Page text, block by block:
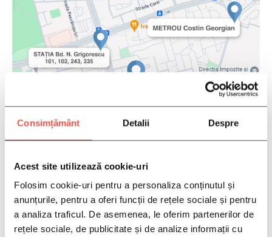
Consimțământ Detalii Despre
Acest site utilizează cookie-uri
Folosim cookie-uri pentru a personaliza conținutul și
anunțurile, pentru a oferi funcții de rețele sociale și pentru
a analiza traficul. De asemenea, le oferim partenerilor de
rețele sociale, de publicitate și de analize informații cu